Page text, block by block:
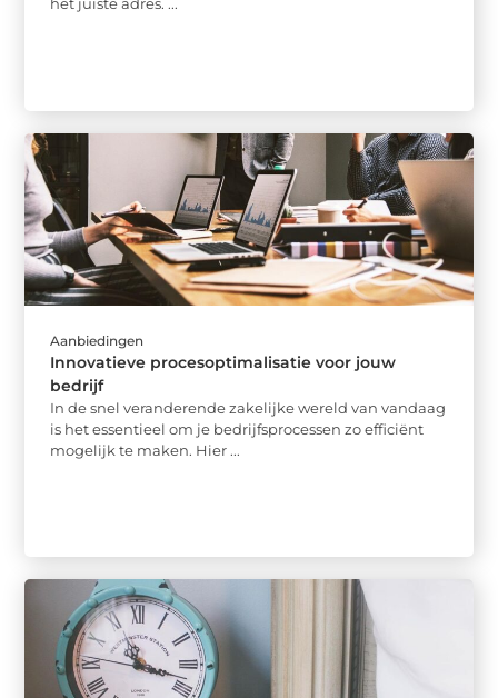
het juiste adres. ...
Aanbiedingen
Innovatieve procesoptimalisatie voor jouw
bedrijf
In de snel veranderende zakelijke wereld van vandaag
is het essentieel om je bedrijfsprocessen zo efficiënt
mogelijk te maken. Hier ...